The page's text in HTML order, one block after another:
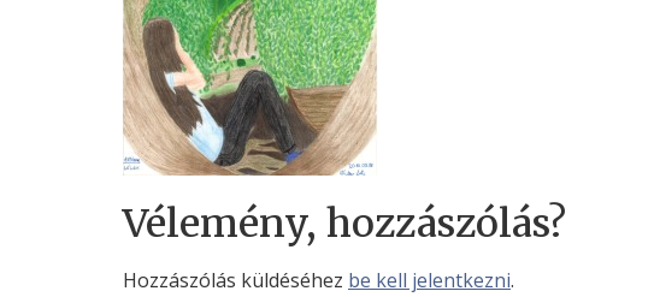
Vélemény, hozzászólás?
Hozzászólás küldéséhez be kell jelentkezni.